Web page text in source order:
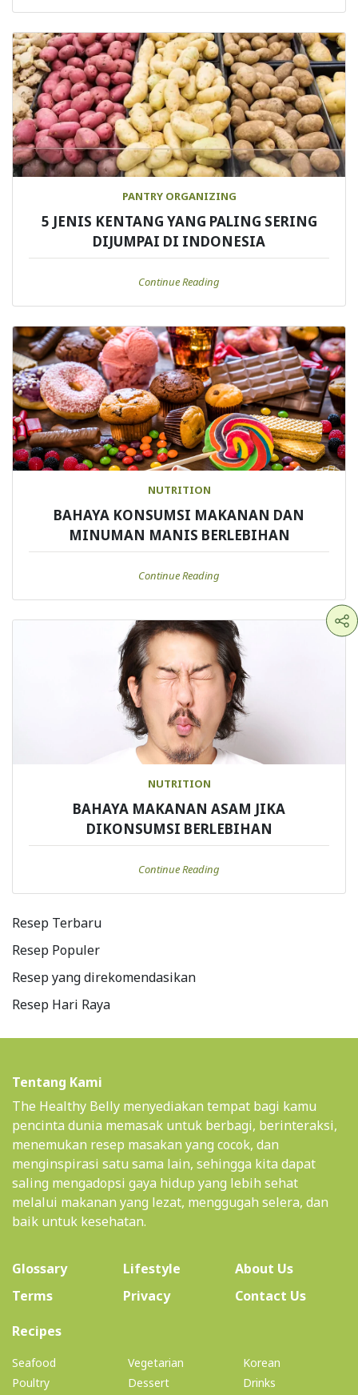
PANTRY ORGANIZING
5 JENIS KENTANG YANG PALING SERING
DIJUMPAI DI INDONESIA
Continue Reading
NUTRITION
BAHAYA KONSUMSI MAKANAN DAN
MINUMAN MANIS BERLEBIHAN
Continue Reading
NUTRITION
BAHAYA MAKANAN ASAM JIKA
DIKONSUMSI BERLEBIHAN
Continue Reading
Resep Terbaru
Resep Populer
Resep yang direkomendasikan
Resep Hari Raya
Tentang Kami
The Healthy Belly menyediakan tempat bagi kamu
pencinta dunia memasak untuk berbagi, berinteraksi,
menemukan resep masakan yang cocok, dan
menginspirasi satu sama lain, sehingga kita dapat
saling mengadopsi gaya hidup yang lebih sehat
melalui makanan yang lezat, menggugah selera, dan
baik untuk kesehatan.
Glossary Lifestyle About Us(current)
Terms
Privacy
Contact Us
Recipes(current)
Seafood
Poultry
Vegetarian
Dessert
Korean
Drinks